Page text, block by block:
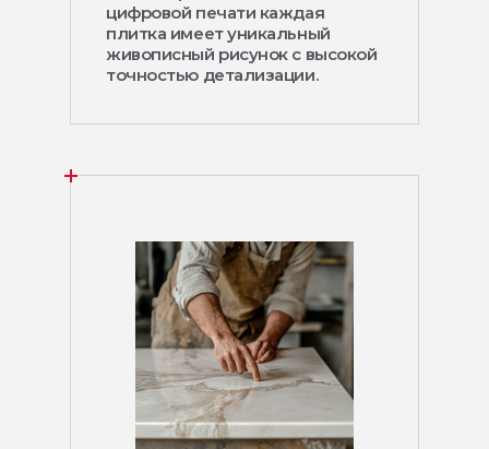
цифровой печати каждая
плитка имеет уникальный
живописный рисунок с высокой
точностью детализации.